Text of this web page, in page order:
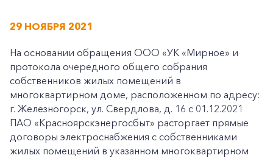
29 НОЯБРЯ 2021
На основании обращения ООО «УК «Мирное» и
протокола очередного общего собрания
собственников жилых помещений в
многоквартирном доме, расположенном по адресу:
г. Железногорск, ул. Свердлова, д. 16 с 01.12.2021
ПАО «Красноярскэнергосбыт» расторгает прямые
договоры электроснабжения с собственниками
жилых помещений в указанном многоквартирном